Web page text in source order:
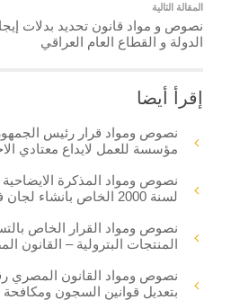
المقالة التالية
نصوص و مواد قانون تحديد بدلات
الدولة و القطاع العام العراقي
إقرأ أيضا
نصوص ومواد قرار رئيس
مؤسسة للعمل لايداع معتادي
لسنة 2000 الخاص بانشاء لجان فض المنازعات
نصوص ومواد القرار الخاص
المنتجات البترولية – القانون
بتعديل قوانين السجون